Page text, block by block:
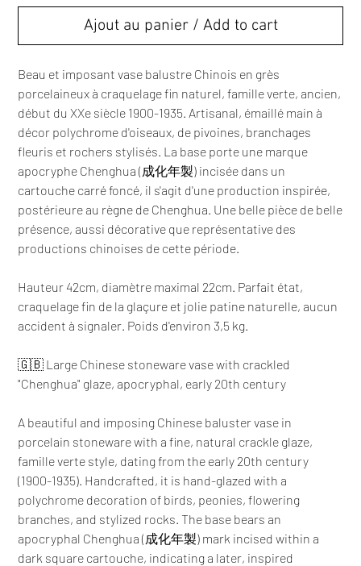
Ajout au panier / Add to cart
Beau et imposant vase balustre Chinois en grès
porcelaineux à craquelage fin naturel, famille verte, ancien,
début du XXe siècle 1900-1935. Artisanal, émaillé main à
décor polychrome d'oiseaux, de pivoines, branchages
fleuris et rochers stylisés. La base porte une marque
apocryphe Chenghua (成化年製) incisée dans un
cartouche carré foncé, il s'agit d'une production inspirée,
postérieure au règne de Chenghua. Une belle pièce de belle
présence, aussi décorative que représentative des
productions chinoises de cette période.
Hauteur 42cm, diamètre maximal 22cm. Parfait état,
craquelage fin de la glaçure et jolie patine naturelle, aucun
accident à signaler. Poids d'environ 3,5 kg.
🇬🇧 Large Chinese stoneware vase with crackled
"Chenghua" glaze, apocryphal, early 20th century
A beautiful and imposing Chinese baluster vase in
porcelain stoneware with a fine, natural crackle glaze,
famille verte style, dating from the early 20th century
(1900-1935). Handcrafted, it is hand-glazed with a
polychrome decoration of birds, peonies, flowering
branches, and stylized rocks. The base bears an
apocryphal Chenghua (成化年製) mark incised within a
dark square cartouche, indicating a later, inspired